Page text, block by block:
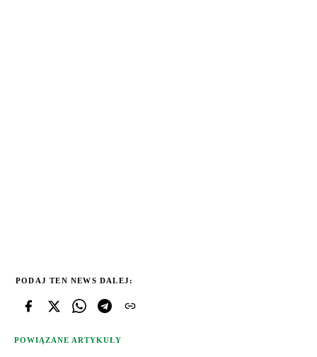
PODAJ TEN NEWS DALEJ:
POWIĄZANE ARTYKUŁY